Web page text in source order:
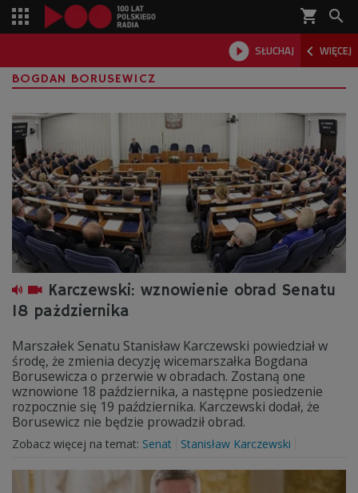
shopping_cart 
 SŁUCHAJ  WIĘCEJ

BOGDAN BORUSEWICZ
Karczewski: wznowienie obrad Senatu
18 pażdziernika
Marszałek Senatu Stanisław Karczewski powiedział w
środę, że zmienia decyzję wicemarszałka Bogdana
Borusewicza o przerwie w obradach. Zostaną one
wznowione 18 października, a następne posiedzenie
rozpocznie się 19 października. Karczewski dodał, że
Borusewicz nie będzie prowadził obrad.
Zobacz więcej na temat: Senat Stanisław Karczewski